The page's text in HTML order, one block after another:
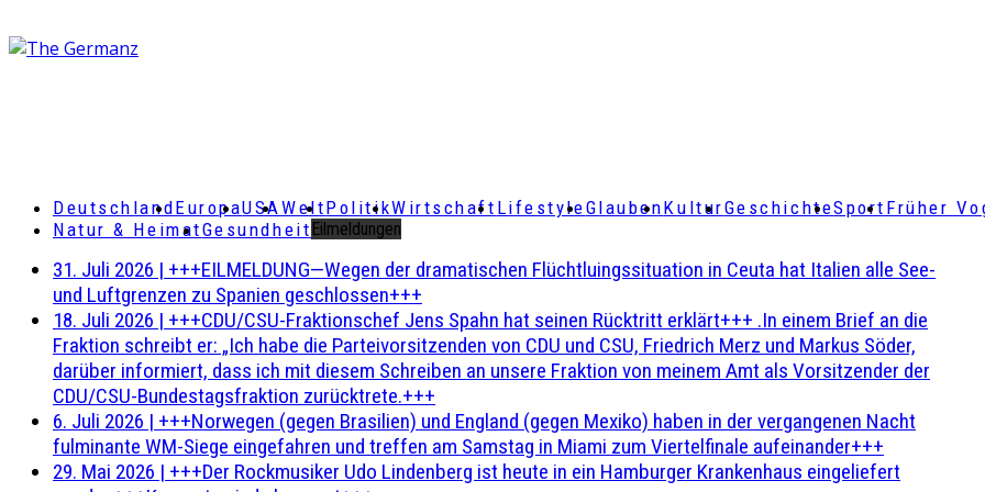
DeutschlandEuropaUSAWeltPolitikWirtschaft LifestyleGlaubenKulturGeschichteSport Früher
Natur & HeimatGesundheit Eilmeldungen
31. Juli 2026 | +++EILMELDUNG—Wegen der dramatischen Flüchtluingssituation in Ceuta hat Italien alle See-
und Luftgrenzen zu Spanien geschlossen+++
18. Juli 2026 | +++CDU/CSU-Fraktionschef Jens Spahn hat seinen Rücktritt erklärt+++ .In einem Brief an die
Fraktion schreibt er: „Ich habe die Parteivorsitzenden von CDU und CSU, Friedrich Merz und Markus Söder,
darüber informiert, dass ich mit diesem Schreiben an unsere Fraktion von meinem Amt als Vorsitzender der
CDU/CSU-Bundestagsfraktion zurücktrete.+++
6. Juli 2026 | +++Norwegen (gegen Brasilien) und England (gegen Mexiko) haben in der vergangenen Nacht
fulminante WM-Siege eingefahren und treffen am Samstag in Miami zum Viertelfinale aufeinander+++
29. Mai 2026 | +++Der Rockmusiker Udo Lindenberg ist heute in ein Hamburger Krankenhaus eingeliefert